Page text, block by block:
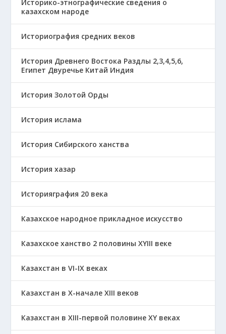
Историко-этнографические сведения о
казахском народе
Историография средних веков
История Древнего Востока Раздлы 2,3,4,5,6,
Египет Двуречье Китай Индия
История Золотой Орды
История ислама
История Сибирского ханства
История хазар
Историяграфия 20 века
Казахское народное прикладное искусство
Казахское ханство 2 половины ХҮІІІ веке
Казахстан в VI-IX веках
Казахстан в X-начале XIII веков
Казахстан в XIII-первой половине ХҮ веках